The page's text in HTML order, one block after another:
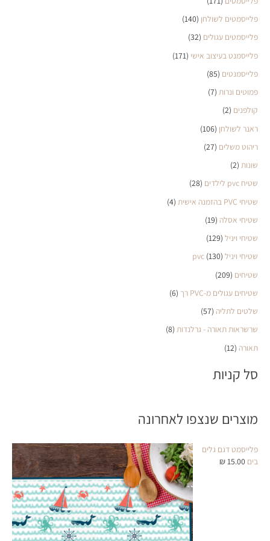
פלייסמטים לשולחן (140)
פלייסמטים עגולים (32)
פלייסמנט בעיצוב אישי (171)
פלייסמנטים (85)
פמוטים ונרות (7)
קולפנים (2)
ראנר לשולחן (106)
ריהוט משלים (27)
שונות (2)
שטיח pvc לילדים
(28)
שטיחי PVC בהזמנה אישית
(4)
שטיחי אסלה (19)
שטיחי ויניל (129)
שטיחי ויניל pvc (130)
שטיחים (209)
שטיחים עגולים מ-PVC רך
(6)
שלטים לתליה (57)
שרשראות תאורה - גרלנדות (8)
תאורה (12)
סל קניות
מוצרים שנצפו לאחרונה
פלייסמט דגם גלים
בים
₪15.00